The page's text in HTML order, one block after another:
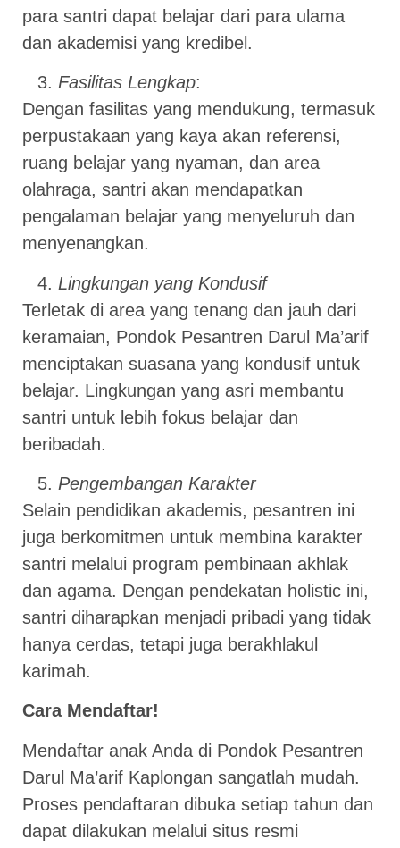
para santri dapat belajar dari para ulama
dan akademisi yang kredibel.
Fasilitas Lengkap:
Dengan fasilitas yang mendukung, termasuk
perpustakaan yang kaya akan referensi,
ruang belajar yang nyaman, dan area
olahraga, santri akan mendapatkan
pengalaman belajar yang menyeluruh dan
menyenangkan.
Lingkungan yang Kondusif
Terletak di area yang tenang dan jauh dari
keramaian, Pondok Pesantren Darul Ma’arif
menciptakan suasana yang kondusif untuk
belajar. Lingkungan yang asri membantu
santri untuk lebih fokus belajar dan
beribadah.
Pengembangan Karakter
Selain pendidikan akademis, pesantren ini
juga berkomitmen untuk membina karakter
santri melalui program pembinaan akhlak
dan agama. Dengan pendekatan holistic ini,
santri diharapkan menjadi pribadi yang tidak
hanya cerdas, tetapi juga berakhlakul
karimah.
Cara Mendaftar!
Mendaftar anak Anda di Pondok Pesantren
Darul Ma’arif Kaplongan sangatlah mudah.
Proses pendaftaran dibuka setiap tahun dan
dapat dilakukan melalui situs resmi